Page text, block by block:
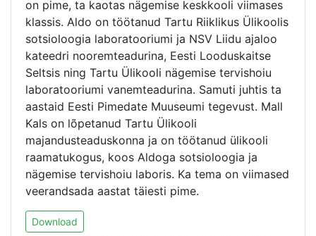
on pime, ta kaotas nägemise keskkooli viimases
klassis. Aldo on töötanud Tartu Riiklikus Ülikoolis
sotsioloogia laboratooriumi ja NSV Liidu ajaloo
kateedri nooremteadurina, Eesti Looduskaitse
Seltsis ning Tartu Ülikooli nägemise tervishoiu
laboratooriumi vanemteadurina. Samuti juhtis ta
aastaid Eesti Pimedate Muuseumi tegevust. Mall
Kals on lõpetanud Tartu Ülikooli
majandusteaduskonna ja on töötanud ülikooli
raamatukogus, koos Aldoga sotsioloogia ja
nägemise tervishoiu laboris. Ka tema on viimased
veerandsada aastat täiesti pime.
Download